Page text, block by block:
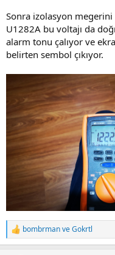
Sonra izolasyon megerini
U1282A bu voltajı da
alarm tonu çalıyor ve
belirten sembol çıkıyor.
R
e
bombrmanveGokrtl